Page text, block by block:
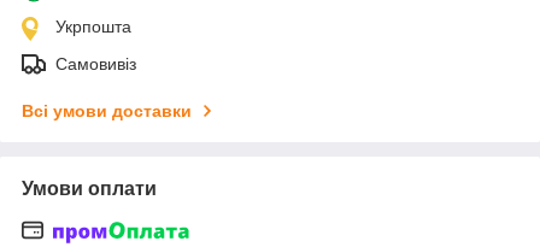
Укрпошта
Самовивіз
Всі умови доставки
Умови оплати